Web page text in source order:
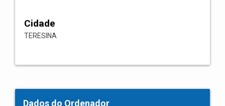
Cidade
TERESINA
Dados do Ordenador